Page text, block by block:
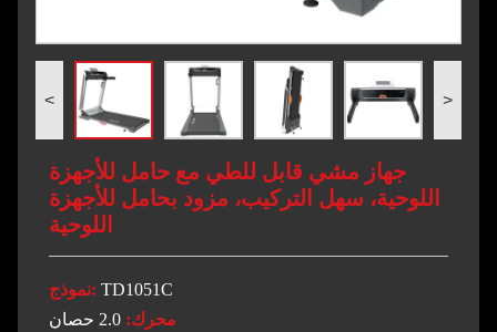
< >
جهاز مشي قابل للطي مع حامل للأجهزة
اللوحية، سهل التركيب، مزود بحامل للأجهزة
اللوحية
نموذج: TD1051C
محرك: 2.0 حصان